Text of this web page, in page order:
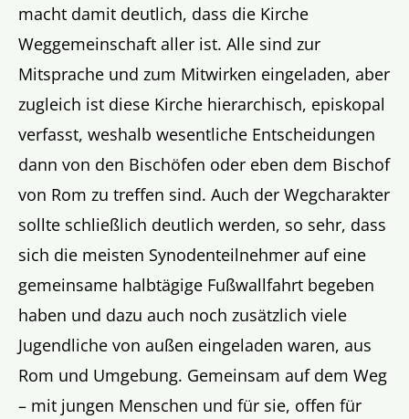
macht damit deutlich, dass die Kirche
Weggemeinschaft aller ist. Alle sind zur
Mitsprache und zum Mitwirken eingeladen, aber
zugleich ist diese Kirche hierarchisch, episkopal
verfasst, weshalb wesentliche Entscheidungen
dann von den Bischöfen oder eben dem Bischof
von Rom zu treffen sind. Auch der Wegcharakter
sollte schließlich deutlich werden, so sehr, dass
sich die meisten Synodenteilnehmer auf eine
gemeinsame halbtägige Fußwallfahrt begeben
haben und dazu auch noch zusätzlich viele
Jugendliche von außen eingeladen waren, aus
Rom und Umgebung. Gemeinsam auf dem Weg
– mit jungen Menschen und für sie, offen für